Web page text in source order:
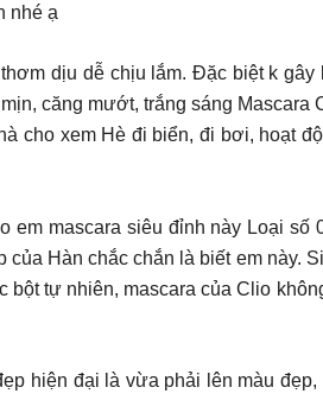
nhé ạ
dịu dễ chịu lắm. Đặc biệt k
căng mướt, trắng sáng
cho xem Hè đi biển, đi bơi, hoạt
siêu đỉnh này Loại số
Hàn chắc chắn là biết em này.
tự nhiên, mascara của Clio
hiện đại là vừa phải lên màu